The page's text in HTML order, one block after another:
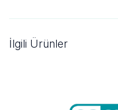
İlgili Ürünler